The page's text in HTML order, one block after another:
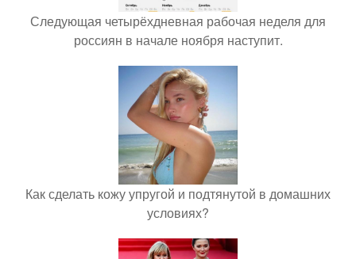
Следующая четырёхдневная рабочая неделя для
россиян в начале ноября наступит.
Как сделать кожу упругой и подтянутой в домашних
условиях?